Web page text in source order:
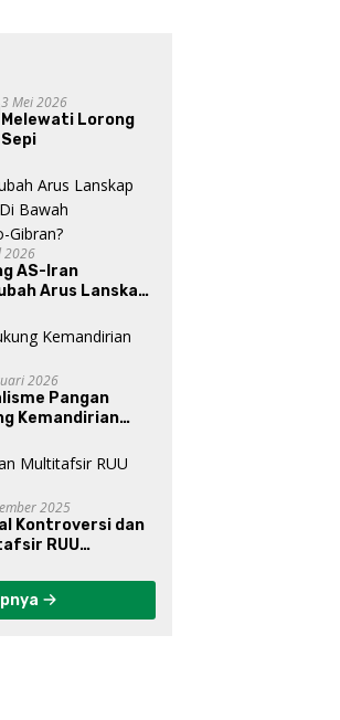
3 Mei 2026
Melewati Lorong
Sepi
2026
AS-Iran
Arus Lanskap
Kepemimpinan
Gibran?
2026
Pangan
Kemandirian
2025
Kontroversi dan
RUU